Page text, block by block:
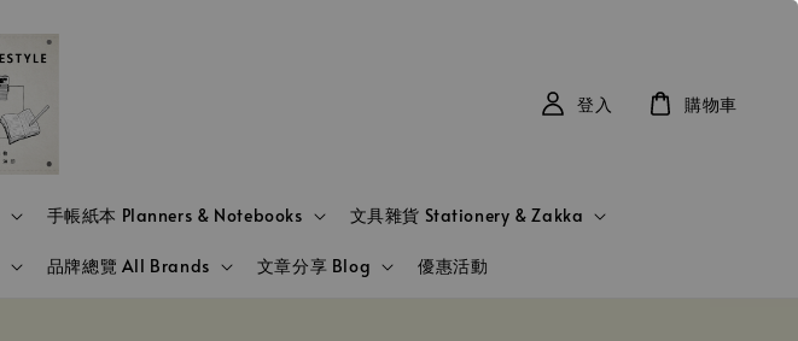
手帳紙本 Planners & Notebooks 文具雜貨 Stationery & Zakka
品牌總覽 All Brands 文章分享 Blog 優惠活動
登入 購物車